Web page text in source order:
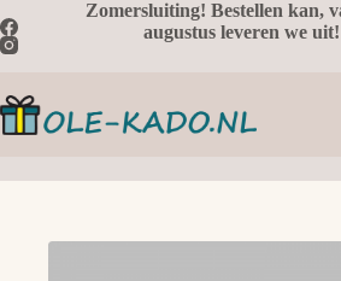
naar
de
Zomersluiting! Bestellen kan,
augustus leveren we uit!